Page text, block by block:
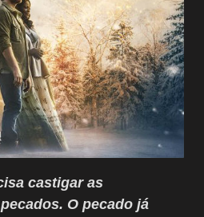
castigar as
O pecado já